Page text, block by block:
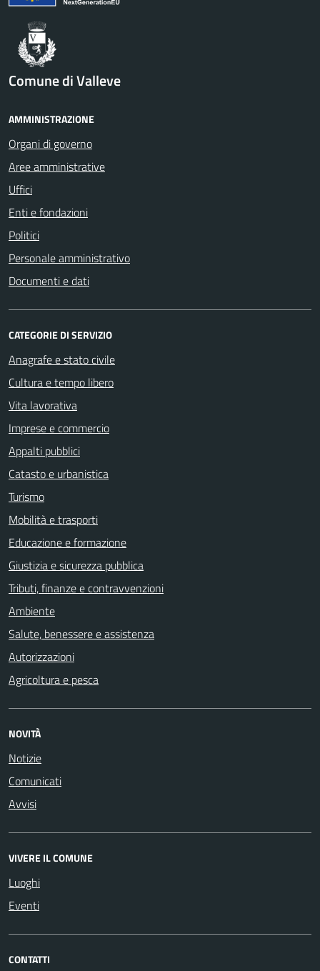
Comune di Valleve
AMMINISTRAZIONE
Organi di governo
Aree amministrative
Uffici
Enti e fondazioni
Politici
Personale amministrativo
Documenti e dati
CATEGORIE DI SERVIZIO
Anagrafe e stato civile
Cultura e tempo libero
Vita lavorativa
Imprese e commercio
Appalti pubblici
Catasto e urbanistica
Turismo
Mobilità e trasporti
Educazione e formazione
Giustizia e sicurezza pubblica
Tributi, finanze e contravvenzioni
Ambiente
Salute, benessere e assistenza
Autorizzazioni
Agricoltura e pesca
NOVITÀ
Notizie
Comunicati
Avvisi
VIVERE IL COMUNE
Luoghi
Eventi
CONTATTI